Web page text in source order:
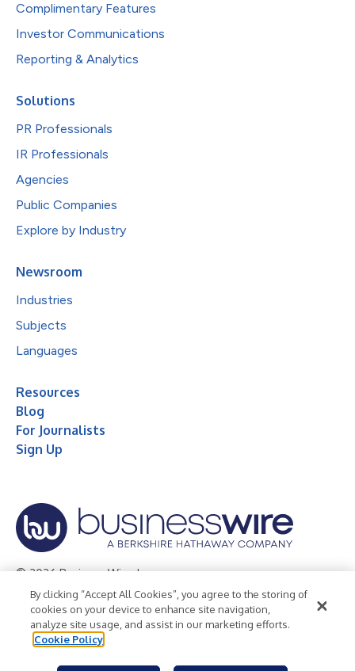
Complimentary Features
Investor Communications
Reporting & Analytics
Solutions
PR Professionals
IR Professionals
Agencies
Public Companies
Explore by Industry
Newsroom
Industries
Subjects
Languages
Resources
Blog
For Journalists
Sign Up
© 2026 Business Wire, Inc.
Privacy Policy Cookie Policy
Accessibility Statement
Terms of Use
Legal
By clicking “Accept All Cookies”, you agree to the storing of
cookies on your device to enhance site navigation,
analyze site usage, and assist in our marketing efforts.
Cookie Policy